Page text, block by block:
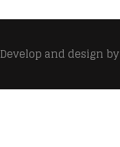
Develop and design by